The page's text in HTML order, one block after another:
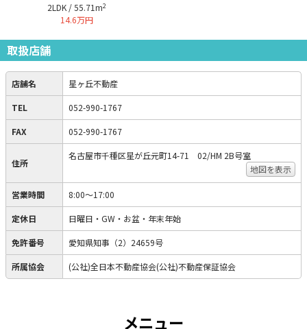
2LDK / 55.71m2
14.6万円
取扱店舗
店舗名 星ヶ丘不動産
TEL 052-990-1767
FAX 052-990-1767
住所
名古屋市千種区星が丘元町14-71 02/HM 2B号室
地図を表示
営業時間 8:00～17:00
定休日 日曜日・GW・お盆・年末年始
免許番号 愛知県知事（2）24659号
所属協会 (公社)全日本不動産協会(公社)不動産保証協会
メニュー